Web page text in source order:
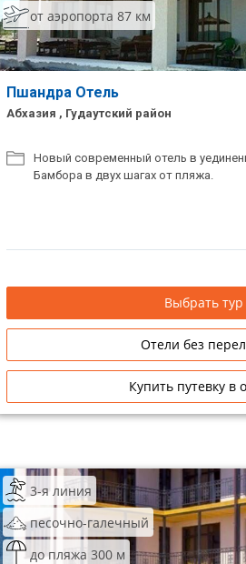
от аэропорта 87 км
Пшандра Отель
Абхазия , Гудаутский район
Новый современный отель в
Бамбора в двух шагах от пляжа.
Выбрать тур
Отели без
Купить путевку в
3-я линия
песочно-галечный
до пляжа 300 м
Сетевые отели Таиланда
Сетевые отели Шри Ланки
Сетевые отели Мальдив